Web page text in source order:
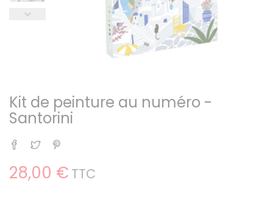
Kit de peinture au numéro -
Santorini
Partager
Tweet
28,00 € TTC